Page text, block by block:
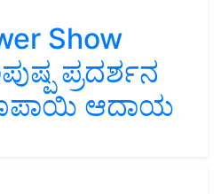
Show
ಪ್ರದರ್ಶನ
ಆದಾಯ